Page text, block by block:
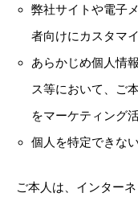
弊社サイトや電子
者向けにカスタマ
あらかじめ個人情
ス等において、ご
をマーケティング
個人を特定できな
ご本人は、インター